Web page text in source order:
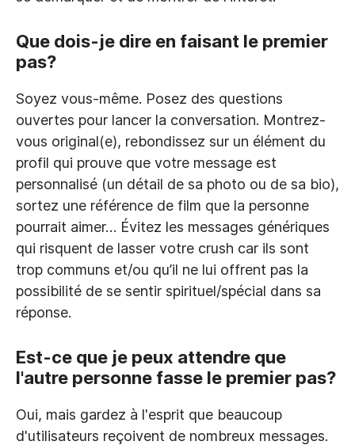
Que dois-je dire en faisant le premier
pas?
Soyez vous-même. Posez des questions
ouvertes pour lancer la conversation. Montrez-
vous original(e), rebondissez sur un élément du
profil qui prouve que votre message est
personnalisé (un détail de sa photo ou de sa bio),
sortez une référence de film que la personne
pourrait aimer… Évitez les messages génériques
qui risquent de lasser votre crush car ils sont
trop communs et/ou qu’il ne lui offrent pas la
possibilité de se sentir spirituel/spécial dans sa
réponse.
Est-ce que je peux attendre que
l'autre personne fasse le premier pas?
Oui, mais gardez à l'esprit que beaucoup
d'utilisateurs reçoivent de nombreux messages.